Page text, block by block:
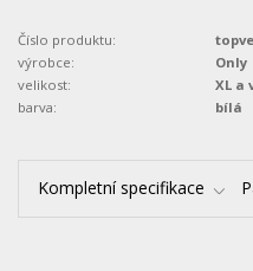
Číslo produktu:
výrobce:
Only
velikost:
XL a
barva:
bílá
Kompletní specifikace